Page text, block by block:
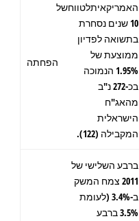
האמריקאיתלטווחשל
10 שנים נסחרת
בתשואה לפדיון
ממוצעת של
1.95% הנמוכה
בכ-272 נ"ב
מהאג"ח
הישראלית
המקבילה (122).
הפחתה
ברבע השלישי של
2011 צמח המשק
ב-3.4% (לעומת
3.5% ברבע